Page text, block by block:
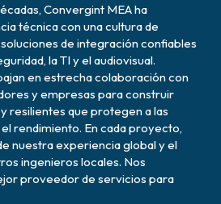
Convergint MEA ha
técnica con una cultura de
de integración confiables
la TI y el audiovisual.
en estrecha colaboración con
y empresas para construir
resilientes que protegen a las
rendimiento. En cada proyecto,
nuestra experiencia global y el
ingenieros locales. Nos
proveedor de servicios para